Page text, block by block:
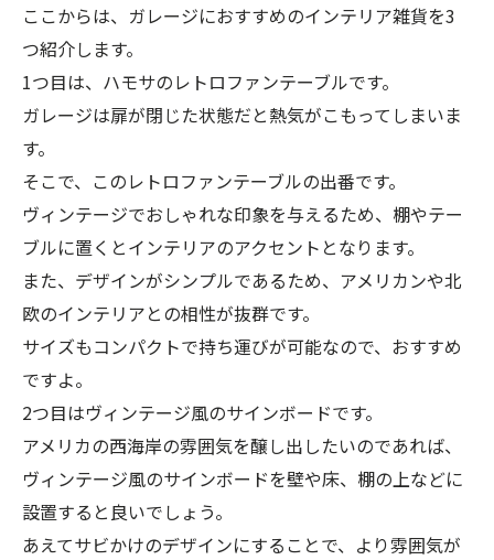
ここからは、ガレージにおすすめのインテリア雑貨を3
つ紹介します。
1つ目は、ハモサのレトロファンテーブルです。
ガレージは扉が閉じた状態だと熱気がこもってしまいま
す。
そこで、このレトロファンテーブルの出番です。
ヴィンテージでおしゃれな印象を与えるため、棚やテー
ブルに置くとインテリアのアクセントとなります。
また、デザインがシンプルであるため、アメリカンや北
欧のインテリアとの相性が抜群です。
サイズもコンパクトで持ち運びが可能なので、おすすめ
ですよ。
2つ目はヴィンテージ風のサインボードです。
アメリカの西海岸の雰囲気を醸し出したいのであれば、
ヴィンテージ風のサインボードを壁や床、棚の上などに
設置すると良いでしょう。
あえてサビかけのデザインにすることで、より雰囲気が